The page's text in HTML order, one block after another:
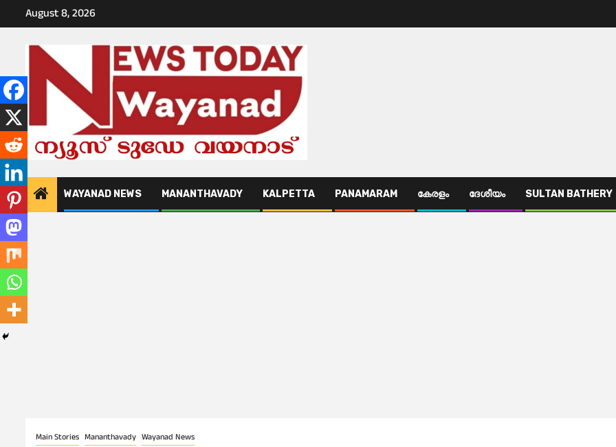
to
August 8, 2026
WAYANAD NEWS MANANTHAVADY KALPETTA PANAMARAM കേരളം ദേശീയം SULTAN BATHERY
Main Stories Mananthavady Wayanad News